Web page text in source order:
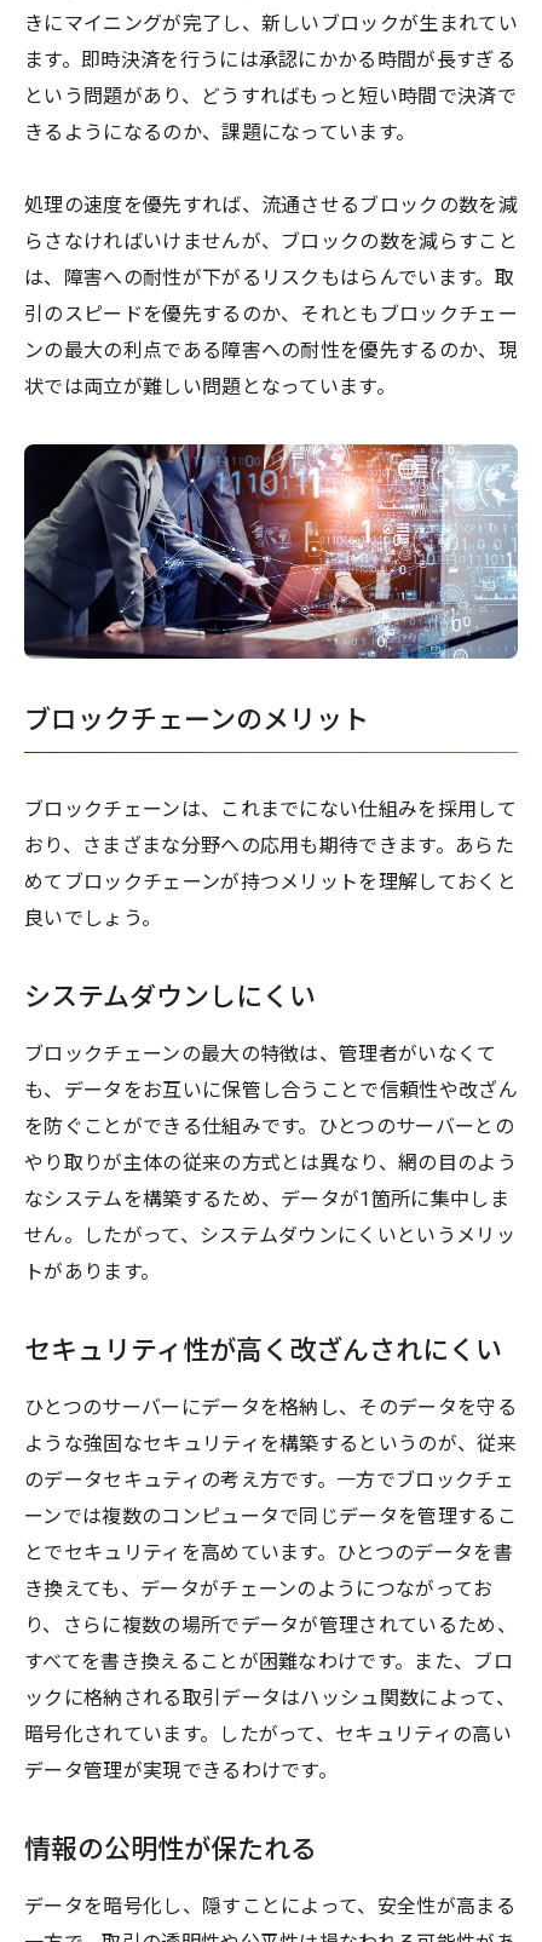
きにマイニングが完了し、新しいブロックが生まれてい
ます。即時決済を行うには承認にかかる時間が長すぎる
という問題があり、どうすればもっと短い時間で決済で
きるようになるのか、課題になっています。
処理の速度を優先すれば、流通させるブロックの数を減
らさなければいけませんが、ブロックの数を減らすこと
は、障害への耐性が下がるリスクもはらんでいます。取
引のスピードを優先するのか、それともブロックチェー
ンの最大の利点である障害への耐性を優先するのか、現
状では両立が難しい問題となっています。
ブロックチェーンのメリット
ブロックチェーンは、これまでにない仕組みを採用して
おり、さまざまな分野への応用も期待できます。あらた
めてブロックチェーンが持つメリットを理解しておくと
良いでしょう。
システムダウンしにくい
ブロックチェーンの最大の特徴は、管理者がいなくて
も、データをお互いに保管し合うことで信頼性や改ざん
を防ぐことができる仕組みです。ひとつのサーバーとの
やり取りが主体の従来の方式とは異なり、網の目のよう
なシステムを構築するため、データが1箇所に集中しま
せん。したがって、システムダウンにくいというメリッ
トがあります。
セキュリティ性が高く改ざんされにくい
ひとつのサーバーにデータを格納し、そのデータを守る
ような強固なセキュリティを構築するというのが、従来
のデータセキュティの考え方です。一方でブロックチェ
ーンでは複数のコンピュータで同じデータを管理するこ
とでセキュリティを高めています。ひとつのデータを書
き換えても、データがチェーンのようにつながってお
り、さらに複数の場所でデータが管理されているため、
すべてを書き換えることが困難なわけです。また、ブロ
ックに格納される取引データはハッシュ関数によって、
暗号化されています。したがって、セキュリティの高い
データ管理が実現できるわけです。
情報の公明性が保たれる
データを暗号化し、隠すことによって、安全性が高まる